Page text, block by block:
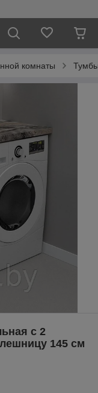
комнаты
с 2
145 см